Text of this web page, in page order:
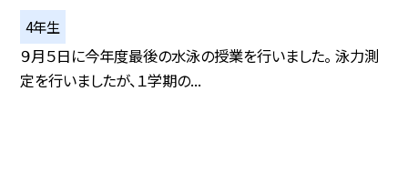
4年生
９月５日に今年度最後の水泳の授業を行いました。 泳力測
定を行いましたが、１学期の...